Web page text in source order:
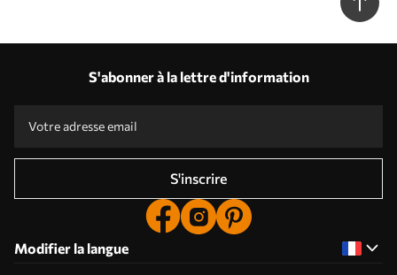
S'abonner à la lettre d'information
S'inscrire
Modifier la langue